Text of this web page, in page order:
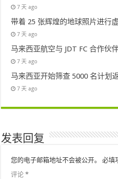
7 天 ago
带着 25 张辉煌的地球照片进行
7 天 ago
马来西亚航空与 JDT FC 合作伙
7 天 ago
马来西亚开始筛查 5000 名计划
7 天 ago
发表回复
您的电子邮箱地址不会被公开。 必填
评论*